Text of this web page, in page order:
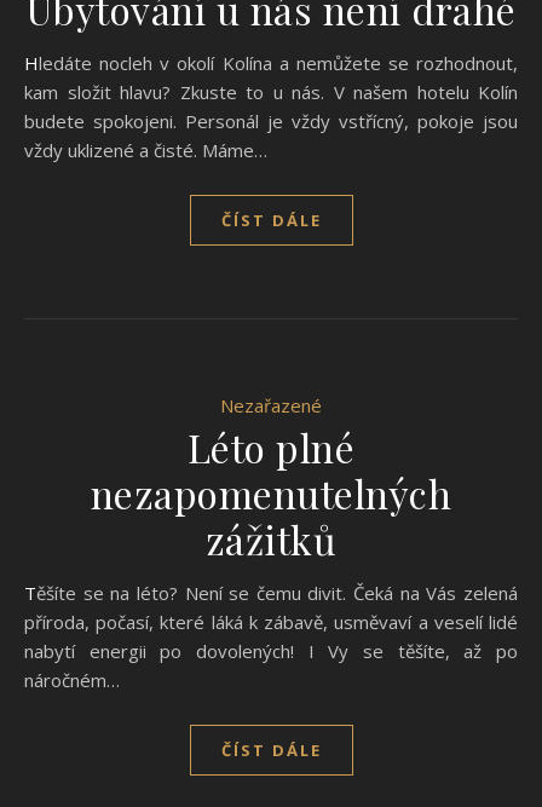
Hledáte nocleh v okolí Kolína a nemůžete se rozhodnout,
kam složit hlavu? Zkuste to u nás. V našem hotelu Kolín
budete spokojeni. Personál je vždy vstřícný, pokoje jsou
vždy uklizené a čisté. Máme…
ČÍST DÁLE
Nezařazené
Léto plné
nezapomenutelných
zážitků
Těšíte se na léto? Není se čemu divit. Čeká na Vás zelená
příroda, počasí, které láká k zábavě, usměvaví a veselí lidé
nabytí energii po dovolených! I Vy se těšíte, až po
náročném…
ČÍST DÁLE